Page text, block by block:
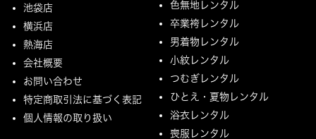
池袋店
横浜店
熱海店
会社概要
お問い合わせ
特定商取引法に基づく表記
個人情報の取り扱い
色無地レンタル
卒業袴レンタル
男着物レンタル
小紋レンタル
つむぎレンタル
ひとえ・夏物レンタル
浴衣レンタル
喪服レンタル